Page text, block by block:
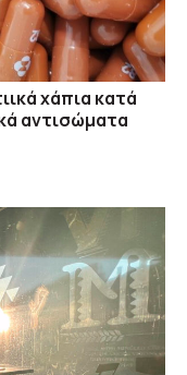
χάπια κατά
αντισώματα